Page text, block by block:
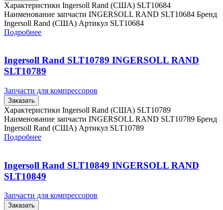
Характеристики Ingersoll Rand (США) SLT10684
Наименование запчасти INGERSOLL RAND SLT10684 Бренд
Ingersoll Rand (США) Артикул SLT10684
Подробнее
Ingersoll Rand SLT10789 INGERSOLL RAND
SLT10789
Запчасти для компрессоров
Заказать
Характеристики Ingersoll Rand (США) SLT10789
Наименование запчасти INGERSOLL RAND SLT10789 Бренд
Ingersoll Rand (США) Артикул SLT10789
Подробнее
Ingersoll Rand SLT10849 INGERSOLL RAND
SLT10849
Запчасти для компрессоров
Заказать